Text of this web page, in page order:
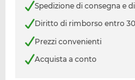
Spedizione di consegna e
Diritto di rimborso entro
Prezzi convenienti
Acquista a conto